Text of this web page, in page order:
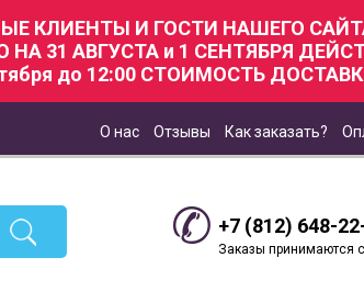
КЛИЕНТЫ И ГОСТИ НАШЕГО
31 АВГУСТА и 1 СЕНТЯБРЯ
до 12:00 СТОИМОСТЬ
О нас Отзывы Как заказать?
+7 (812) 648-
Заказы принимаются